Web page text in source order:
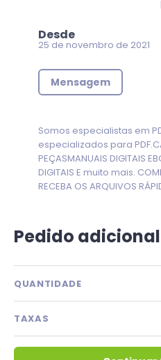
Desde
25 de novembro de 2021
Mensagem
Somos especialistas em
especializados para
PEÇASMANUAIS DIGITAIS
DIGITAIS E muito mais.
RECEBA OS ARQUIVOS
Pedido adicional
QUANTIDADE
TAXAS